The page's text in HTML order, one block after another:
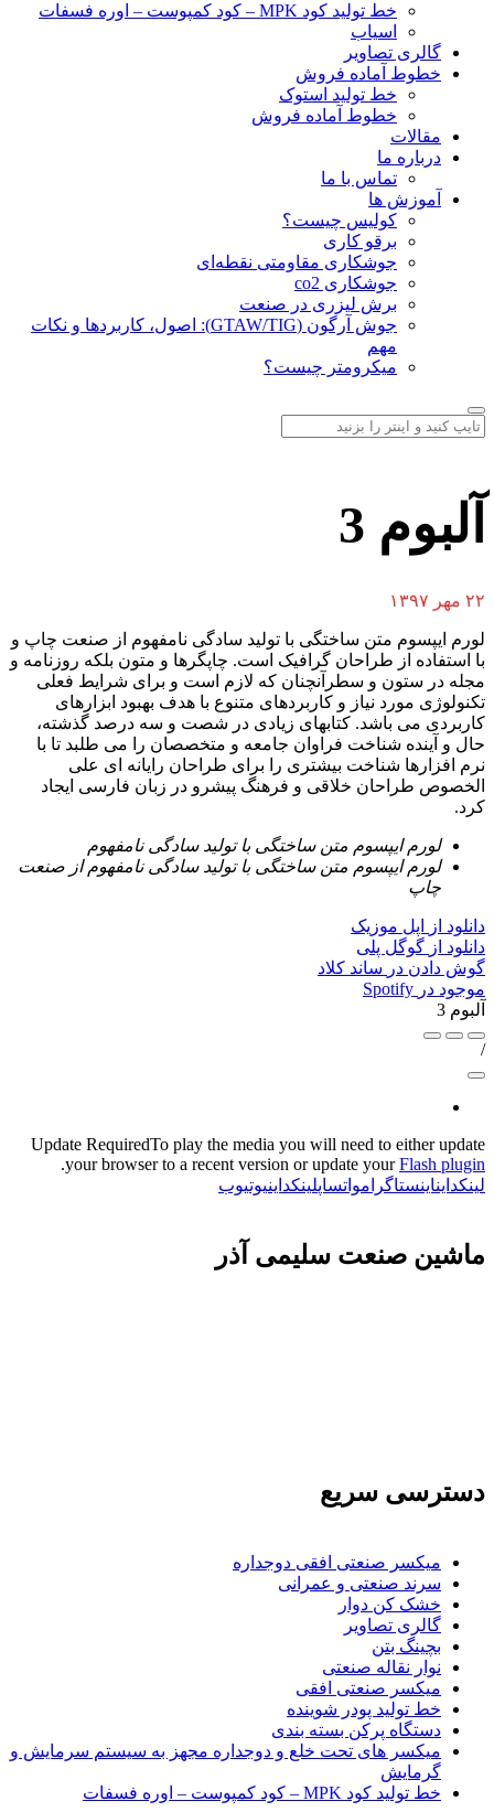
خط تولید کود MPK – کود کمپوست – اوره فسفات
اسیاب
گالری تصاویر
خطوط آماده فروش
خط تولید استوک
خطوط آماده فروش
مقالات
درباره ما
تماس با ما
آموزش ها
کولیس چیست؟
برقو کاری
جوشکاری مقاومتی نقطه‌ای
جوشکاری co2
برش لیزری در صنعت
جوش آرگون (GTAW/TIG): اصول، کاربردها و نکات
مهم
میکرومتر چیست؟
آلبوم 3
۲۲ مهر ۱۳۹۷
لورم ایپسوم متن ساختگی با تولید سادگی نامفهوم از صنعت چاپ و
با استفاده از طراحان گرافیک است. چاپگرها و متون بلکه روزنامه و
مجله در ستون و سطرآنچنان که لازم است و برای شرایط فعلی
تکنولوژی مورد نیاز و کاربردهای متنوع با هدف بهبود ابزارهای
کاربردی می باشد. کتابهای زیادی در شصت و سه درصد گذشته،
حال و آینده شناخت فراوان جامعه و متخصصان را می طلبد تا با
نرم افزارها شناخت بیشتری را برای طراحان رایانه ای علی
الخصوص طراحان خلاقی و فرهنگ پیشرو در زبان فارسی ایجاد
کرد.
لورم ایپسوم متن ساختگی با تولید سادگی نامفهوم
لورم ایپسوم متن ساختگی با تولید سادگی نامفهوم از صنعت
چاپ
دانلود از
اپل موزیک
دانلود از گوگل پلی
گوش دادن در ساند کلاد
موجود در Spotify
آلبوم 3
/
Update RequiredTo play the media you will need to either update
your browser to a recent version or update yourFlash plugin
.
لینکدایناینستاگرامواتساپلینکداینیوتیوب
ماشين صنعت سليمی آذر
دسترسی سریع
میکسر صنعتی افقی دوجداره
سرند صنعتی و عمرانی
خشک کن دوار
گالری تصاویر
بچينگ بتن
نوار نقاله صنعتی
ميكسر صنعتی افقی
خط تولید پودر شوينده
دستگاه پرکن بسته بندی
میکسر های تحت خلع و دوجداره مجهز به سیستم سرمایش و
گرمایش
خط تولید کود MPK – کود کمپوست – اوره فسفات